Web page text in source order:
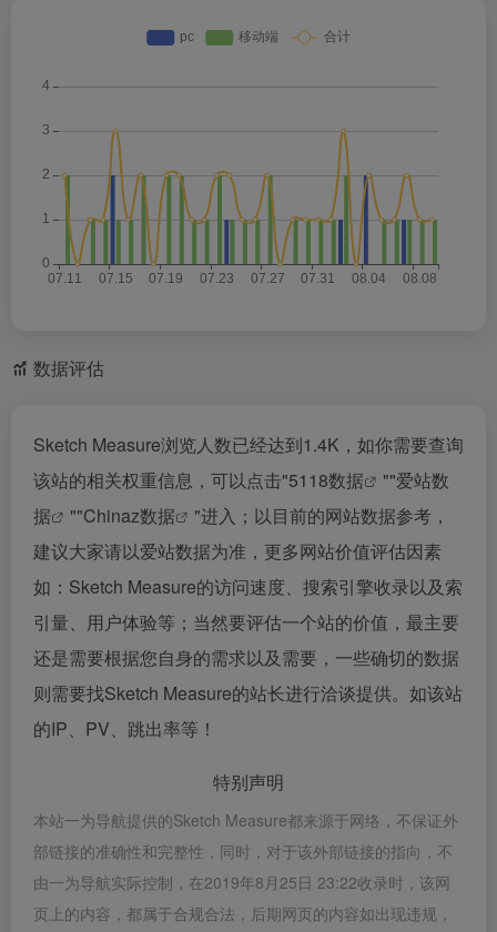
数据评估
Sketch Measure浏览人数已经达到1.4K，如你需要查询
该站的相关权重信息，可以点击"5118数据 ""爱站数
据
""Chinaz数据
"进入；以目前的网站数据参考，
建议大家请以爱站数据为准，更多网站价值评估因素
如：Sketch Measure的访问速度、搜索引擎收录以及索
引量、用户体验等；当然要评估一个站的价值，最主要
还是需要根据您自身的需求以及需要，一些确切的数据
则需要找Sketch Measure的站长进行洽谈提供。如该站
的IP、PV、跳出率等！
特别声明
本站一为导航提供的Sketch Measure都来源于网络，不保证外
部链接的准确性和完整性，同时，对于该外部链接的指向，不
由一为导航实际控制，在2019年8月25日 23:22收录时，该网
页上的内容，都属于合规合法，后期网页的内容如出现违规，